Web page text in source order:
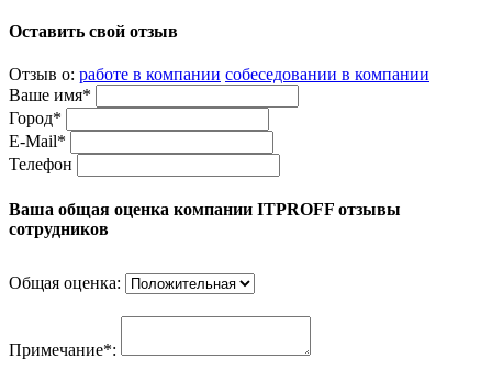
Оставить свой отзыв
Отзыв о: работе в компании собеседовании в компании
Ваше имя*
Город*
E-Mail*
Телефон
Ваша общая оценка компании ITPROFF отзывы
сотрудников
Общая оценка:
Примечание*: